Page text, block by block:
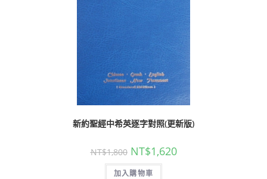
新約聖經中希英逐字對照(更新版)
NT$1,800 NT$1,620
加入購物車